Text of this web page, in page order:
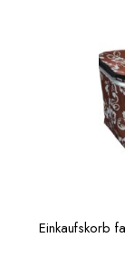
Einkaufskorb